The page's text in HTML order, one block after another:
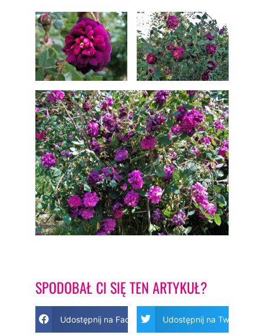
SPODOBAŁ CI SIĘ TEN ARTYKUŁ?
Udostępnij na Facebook Udostępnij na Twitter